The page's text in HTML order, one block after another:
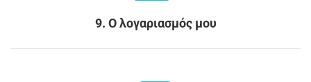
9. Ο λογαριασμός μου